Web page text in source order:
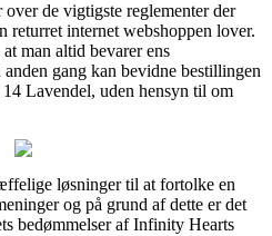
de vigtigste reglementer der
returret internet webshoppen lover.
man altid bevarer ens
gang kan bevidne bestillingen
Lavendel, uden hensyn til om
løsninger til at fortolke en
og på grund af dette er det
bedømmelser af Infinity Hearts